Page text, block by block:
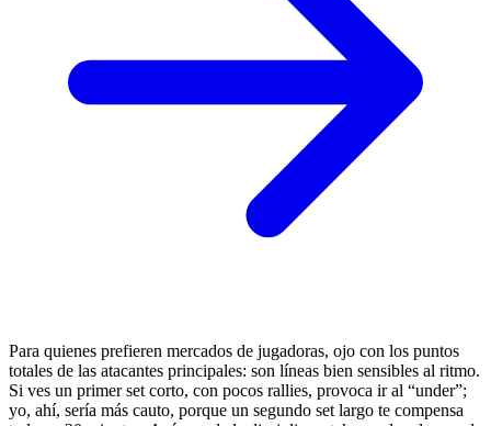
Para quienes prefieren mercados de jugadoras, ojo con los puntos
totales de las atacantes principales: son líneas bien sensibles al ritmo.
Si ves un primer set corto, con pocos rallies, provoca ir al “under”;
yo, ahí, sería más cauto, porque un segundo set largo te compensa